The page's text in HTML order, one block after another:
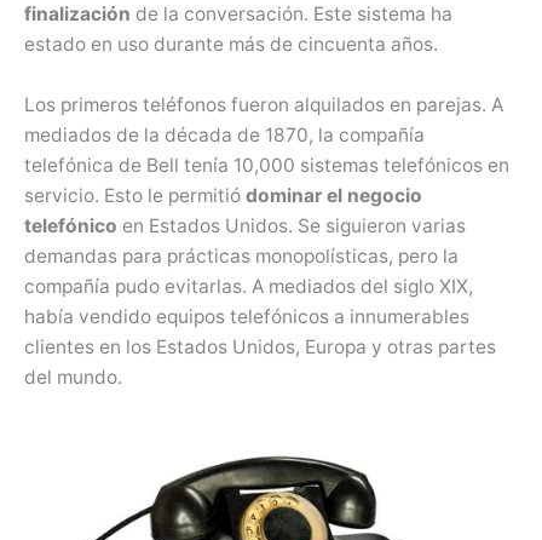
finalización de la conversación. Este sistema ha
estado en uso durante más de cincuenta años.
Los primeros teléfonos fueron alquilados en parejas. A
mediados de la década de 1870, la compañía
telefónica de Bell tenía 10,000 sistemas telefónicos en
servicio. Esto le permitió dominar el negocio
telefónico en Estados Unidos. Se siguieron varias
demandas para prácticas monopolísticas, pero la
compañía pudo evitarlas. A mediados del siglo XIX,
había vendido equipos telefónicos a innumerables
clientes en los Estados Unidos, Europa y otras partes
del mundo.